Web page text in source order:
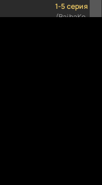
1-5 серия
(BaibaKo,